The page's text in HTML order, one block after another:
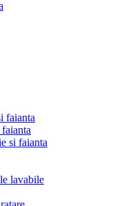
faianta
si faianta
lavabile